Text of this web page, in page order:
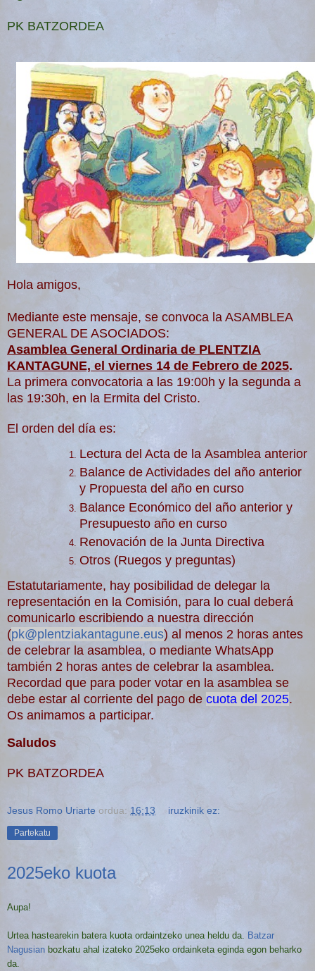
PK BATZORDEA
Hola amigos,
Mediante este mensaje, se convoca la ASAMBLEA
GENERAL DE ASOCIADOS:
Asamblea General Ordinaria de PLENTZIA
KANTAGUNE, el viernes 14 de Febrero de 2025.
La primera convocatoria a las 19:00h y la segunda a
las 19:30h, en la Ermita del Cristo.
El orden del día es:
Lectura del Acta de la Asamblea anterior
Balance de Actividades del año anterior
y Propuesta del año en curso
Balance Económico del año anterior y
Presupuesto año en curso
Renovación de la Junta Directiva
Otros (Ruegos y preguntas)
Estatutariamente, hay posibilidad de delegar la
representación en la Comisión, para lo cual deberá
comunicarlo escribiendo a nuestra dirección
(pk@plentziakantagune.eus) al menos 2 horas antes
de celebrar la asamblea, o mediante WhatsApp
también 2 horas antes de celebrar la asamblea.
Recordad que para poder votar en la asamblea se
debe estar al corriente del pago de cuota del 2025.
Os animamos a participar.
Saludos
PK BATZORDEA
Jesus Romo Uriarte ordua: 16:13 iruzkinik ez:
Partekatu
2025eko kuota
Aupa!
Urtea hastearekin batera kuota ordaintzeko unea heldu da.
Batzar
Nagusian bozkatu ahal izateko 2025eko ordainketa eginda egon beharko
da.